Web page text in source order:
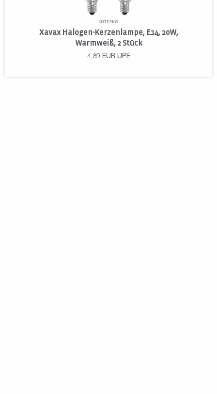
00112459
Xavax Halogen-Kerzenlampe, E14, 20W,
Warmweiß, 2 Stück
4,89 EUR UPE